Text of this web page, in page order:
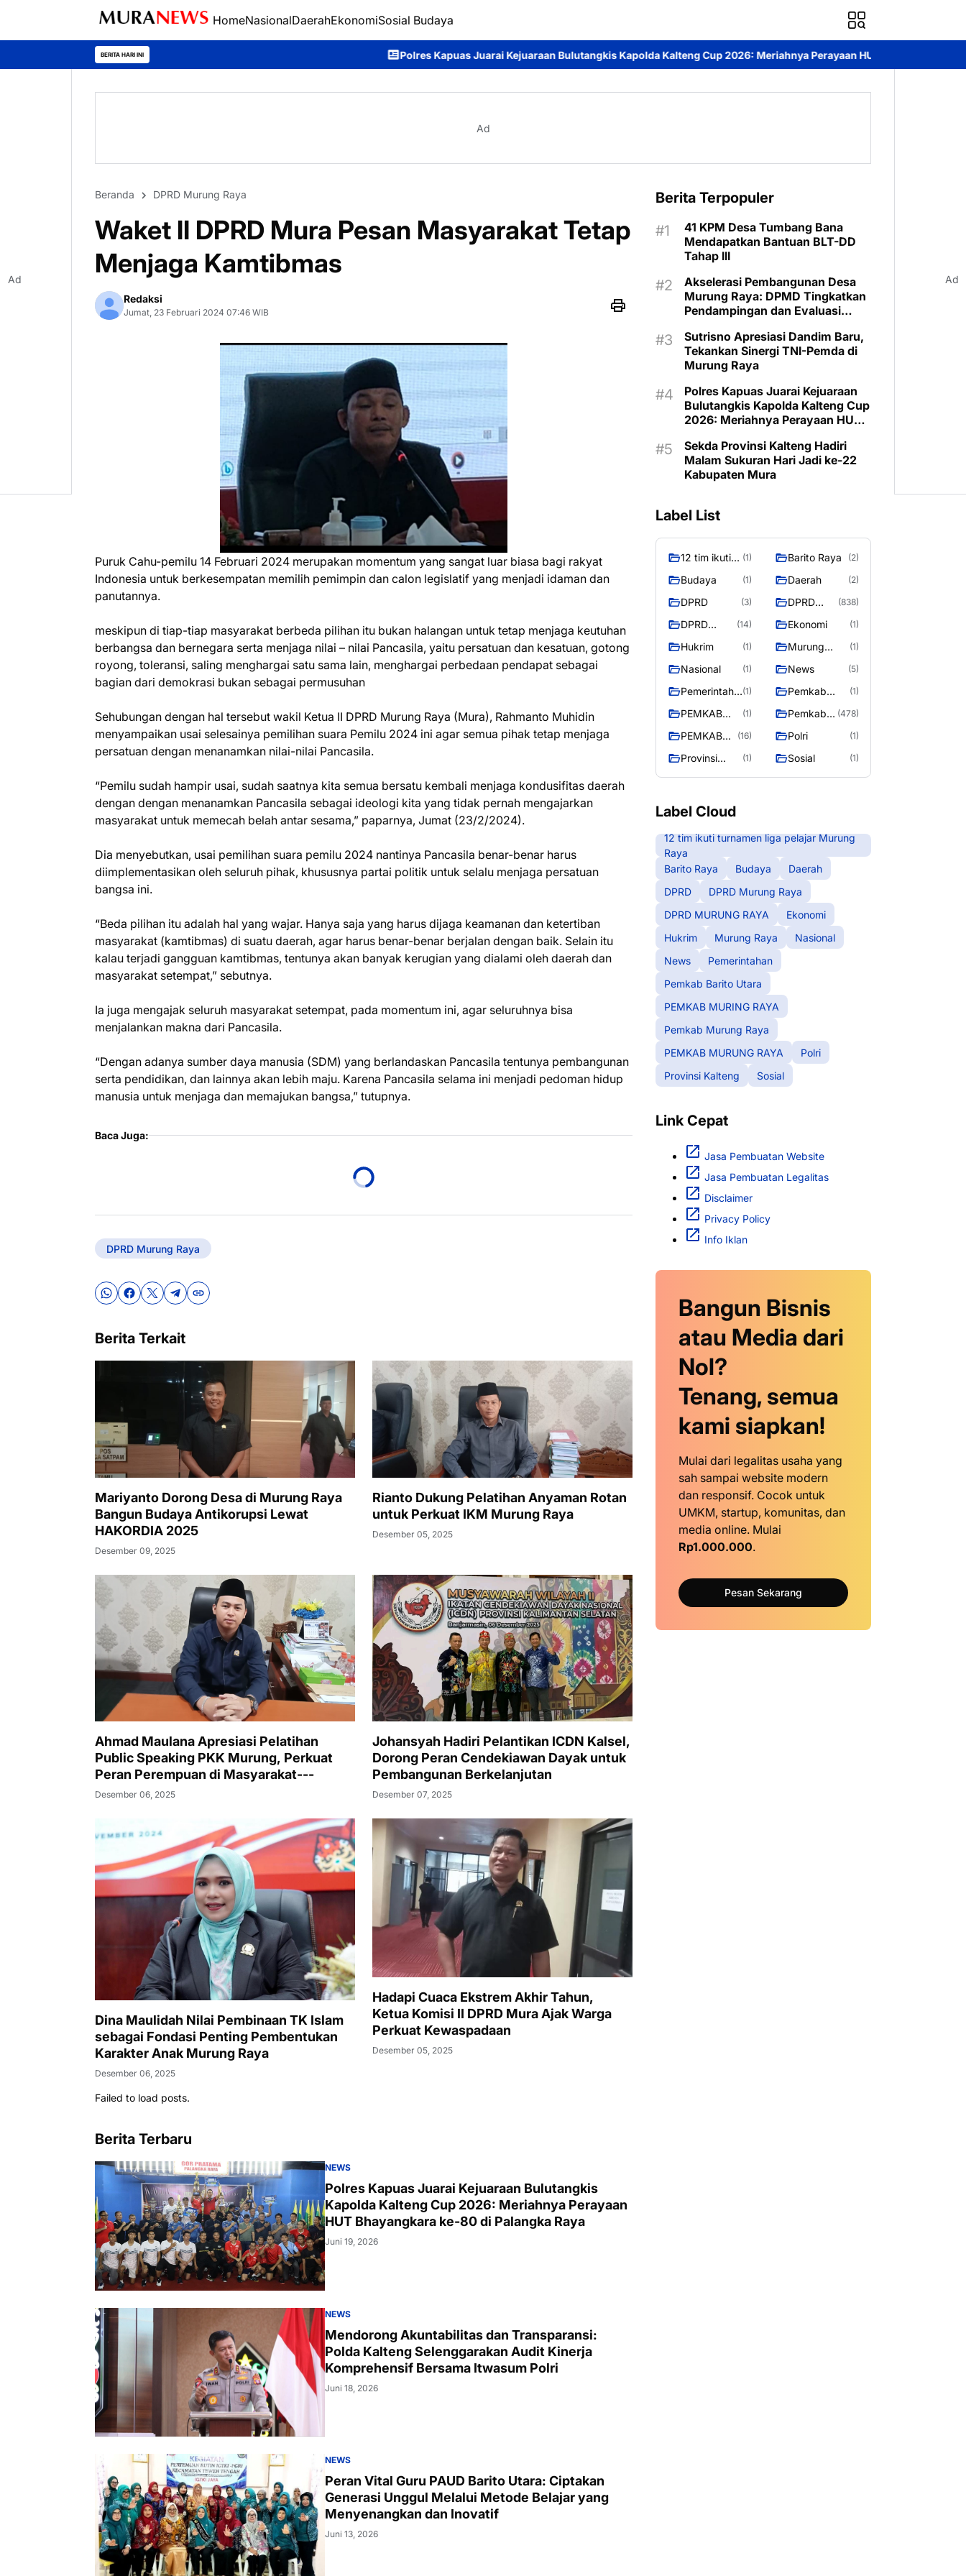
HomeNasionalDaerahEkonomiSosial Budaya
BERITA HARI INI Polres Kapuas Juarai Kejuaraan Bulutangkis Kapolda Kalteng Cup 2026: Meriahnya Perayaan HUT Bhayangkara ke-80 di Palangka Raya
Ad
Beranda DPRD Murung Raya
Waket II DPRD Mura Pesan Masyarakat Tetap
Menjaga Kamtibmas
Redaksi
Jumat, 23 Februari 2024 07:46 WIB
Puruk Cahu-pemilu 14 Februari 2024 merupakan momentum yang sangat luar biasa bagi rakyat
Indonesia untuk berkesempatan memilih pemimpin dan calon legislatif yang menjadi idaman dan
panutannya.
meskipun di tiap-tiap masyarakat berbeda pilihan itu bukan halangan untuk tetap menjaga keutuhan
berbangsa dan bernegara serta menjaga nilai – nilai Pancasila, yaitu persatuan dan kesatuan, gotong
royong, toleransi, saling menghargai satu sama lain, menghargai perbedaan pendapat sebagai
bagian dari demokrasi bukan sebagai permusuhan
Sehubungan dengan hal tersebut wakil Ketua II DPRD Murung Raya (Mura), Rahmanto Muhidin
menyampaikan usai selesainya pemilihan suara Pemilu 2024 ini agar semua pihak tetap menjaga
persatuan dengan menanamkan nilai-nilai Pancasila.
“Pemilu sudah hampir usai, sudah saatnya kita semua bersatu kembali menjaga kondusifitas daerah
dengan dengan menanamkan Pancasila sebagai ideologi kita yang tidak pernah mengajarkan
masyarakat untuk memecah belah antar sesama,” paparnya, Jumat (23/2/2024).
Dia menyebutkan, usai pemilihan suara pemilu 2024 nantinya Pancasila benar-benar harus
diimplementasikan oleh seluruh pihak, khususnya partai politik untuk selalu menjaga persatuan
bangsa ini.
“Beda pilihan itu adalah hal yang wajar. Hanya saja yang harus dijaga keamanan dan ketertiban
masyarakat (kamtibmas) di suatu daerah, agar harus benar-benar berjalan dengan baik. Selain itu
kalau terjadi gangguan kamtibmas, tentunya akan banyak kerugian yang dialami oleh daerah dan
masyarakat setempat,” sebutnya.
Ia juga mengajak seluruh masyarakat setempat, pada momentum ini, agar seluruhnya bisa
menjalankan makna dari Pancasila.
“Dengan adanya sumber daya manusia (SDM) yang berlandaskan Pancasila tentunya pembangunan
serta pendidikan, dan lainnya akan lebih maju. Karena Pancasila selama ini menjadi pedoman hidup
manusia untuk menjaga dan memajukan bangsa,” tutupnya.
Baca Juga:
DPRD Murung Raya
Berita Terkait
Mariyanto Dorong Desa di Murung Raya
Bangun Budaya Antikorupsi Lewat
HAKORDIA 2025
Desember 09, 2025
Rianto Dukung Pelatihan Anyaman Rotan
untuk Perkuat IKM Murung Raya
Desember 05, 2025
Ahmad Maulana Apresiasi Pelatihan
Public Speaking PKK Murung, Perkuat
Peran Perempuan di Masyarakat---
Desember 06, 2025
Johansyah Hadiri Pelantikan ICDN Kalsel,
Dorong Peran Cendekiawan Dayak untuk
Pembangunan Berkelanjutan
Desember 07, 2025
Dina Maulidah Nilai Pembinaan TK Islam
sebagai Fondasi Penting Pembentukan
Karakter Anak Murung Raya
Desember 06, 2025
Hadapi Cuaca Ekstrem Akhir Tahun,
Ketua Komisi II DPRD Mura Ajak Warga
Perkuat Kewaspadaan
Desember 05, 2025
Failed to load posts.
Berita Terbaru
NEWS
Polres Kapuas Juarai Kejuaraan Bulutangkis
Kapolda Kalteng Cup 2026: Meriahnya Perayaan
HUT Bhayangkara ke-80 di Palangka Raya
Juni 19, 2026
NEWS
Mendorong Akuntabilitas dan Transparansi:
Polda Kalteng Selenggarakan Audit Kinerja
Komprehensif Bersama Itwasum Polri
Juni 18, 2026
NEWS
Peran Vital Guru PAUD Barito Utara: Ciptakan
Generasi Unggul Melalui Metode Belajar yang
Menyenangkan dan Inovatif
Juni 13, 2026
Berita Terpopuler
41 KPM Desa Tumbang Bana
Mendapatkan Bantuan BLT-DD
Tahap III
Akselerasi Pembangunan Desa
Murung Raya: DPMD Tingkatkan
Pendampingan dan Evaluasi
Berkelanjutan
Sutrisno Apresiasi Dandim Baru,
Tekankan Sinergi TNI-Pemda di
Murung Raya
Polres Kapuas Juarai Kejuaraan
Bulutangkis Kapolda Kalteng Cup
2026: Meriahnya Perayaan HUT
Raya
Sekda Provinsi Kalteng Hadiri
Malam Sukuran Hari Jadi ke-22
Kabupaten Mura
Label List
12 tim ikuti
liga pelajar
Murung
Raya
(1) Barito Raya (2)
Budaya (1) Daerah (2)
DPRD (3)
DPRD
Raya
(838)
DPRD
RAYA
(14) Ekonomi (1)
Hukrim (1)
Murung
(1)
Nasional (1) News (5)
Pemerintaha (1)
Pemkab
Barito Utara
(1)
PEMKAB
RAYA
(1)
Pemkab
Raya
(478)
PEMKAB
RAYA
(16) Polri (1)
Provinsi
(1) Sosial (1)
Label Cloud
12 tim ikuti turnamen liga pelajar Murung
Raya
Barito Raya
Budaya
Daerah
DPRD
DPRD Murung Raya
DPRD MURUNG RAYA
Ekonomi
Hukrim
Murung Raya
Nasional
News
Pemerintahan
Pemkab Barito Utara
PEMKAB MURING RAYA
Pemkab Murung Raya
PEMKAB MURUNG RAYA
Polri
Provinsi Kalteng
Sosial
Link Cepat
Jasa Pembuatan Website
Jasa Pembuatan Legalitas
Disclaimer
Privacy Policy
Info Iklan
Bangun Bisnis
atau Media dari
Nol?
Tenang, semua
kami siapkan!
Mulai dari legalitas usaha yang
sah sampai website modern
dan responsif. Cocok untuk
UMKM, startup, komunitas, dan
media online. Mulai
Rp1.000.000.
Pesan Sekarang
Ad Ad